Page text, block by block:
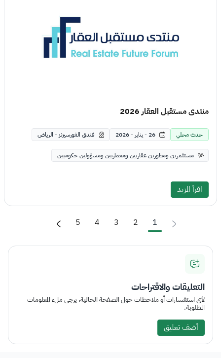
منتدى مستقبل العقار 2026
حدث محلي 26 - يناير - 2026 فندق الفورسيزنز - الرياض
مستثمرين ومطورين عقاريين ومعماريين ومسؤولين حكوميين
اقرأ المزيد
1
2
3
4
5
التعليقات والاقتراحات
لأي استفسارات أو ملاحظات حول الصفحة الحالية، يرجى ملء المعلومات
المطلوبة.
أضف تعليق